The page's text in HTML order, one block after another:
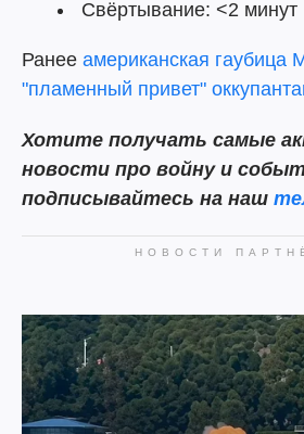
Свёртывание: <2 минут
Ранее американская гаубица
"пламенный привет"
Хотите получать самые
новости про войну и
подписывайтесь на наш